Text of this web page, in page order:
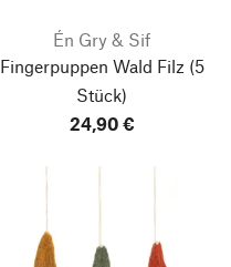
Én Gry & Sif
Fingerpuppen Wald Filz (5
Stück)
24,90 €